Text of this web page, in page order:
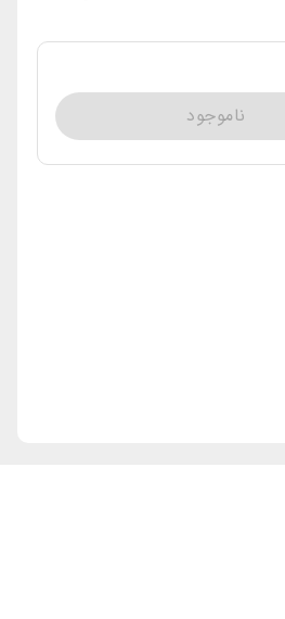
ناموجود